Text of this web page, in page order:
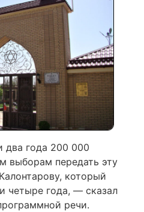
два года 200 000
выборам передать эту
который
четыре года, — сказал
речи.